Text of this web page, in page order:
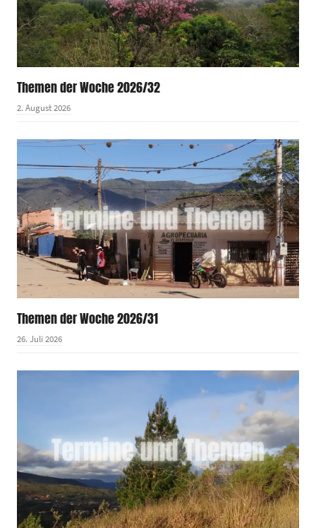
Themen der Woche 2026/32
2. August 2026
Themen der Woche 2026/31
26. Juli 2026